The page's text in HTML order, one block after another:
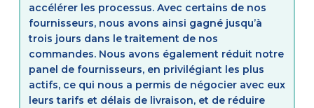
accélérer les processus. Avec certains de nos
fournisseurs, nous avons ainsi gagné jusqu’à
trois jours dans le traitement de nos
commandes. Nous avons également réduit notre
panel de fournisseurs, en privilégiant les plus
actifs, ce qui nous a permis de négocier avec eux
leurs tarifs et délais de livraison, et de réduire